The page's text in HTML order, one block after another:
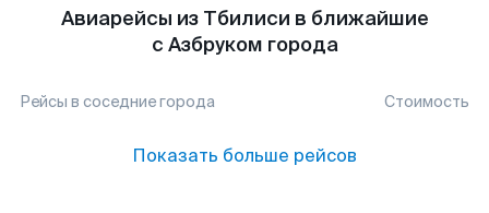
Авиарейсы из Тбилиси в ближайшие
с Азбруком города
Рейсы в соседние города Стоимость
Показать больше рейсов